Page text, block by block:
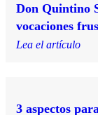
Don Quintino
vocaciones
Lea el artículo
3 aspectos